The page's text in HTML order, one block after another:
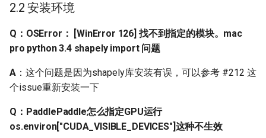
Q: PaddleOCR在训练的时
候一直使用cosine_decay
的学习率下降策略，这是
Q: Cosine学习率的更新策
略是怎样的？训练过程中
为什么会在一个值上停很
久？
2.2 安装环境
Q：OSError： [WinError 126] 找不到指定的模块。mac
pro python 3.4 shapely import 问题
A ：这个问题是因为shapely库安装有误，可以参考 #212 这
个issue重新安装一下
Q：PaddlePaddle怎么指定GPU运行
os.environ["CUDA_VISIBLE_DEVICES"]这种不生效